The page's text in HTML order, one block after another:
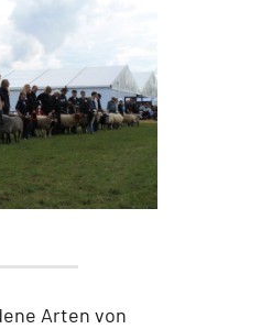
Arten von